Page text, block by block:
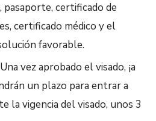
pasaporte, certificado de
certificado médico y el
favorable.
Una vez aprobado el visado, ¡a
un plazo para entrar a
la vigencia del visado, unos 3